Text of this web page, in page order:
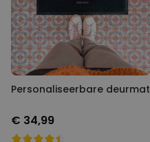
Personaliseerbare deurmat
€ 34,99